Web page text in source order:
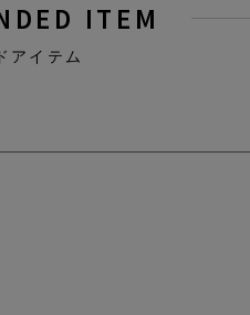
ITEM
アイテム